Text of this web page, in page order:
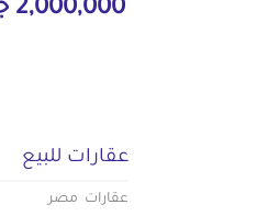
2,000,000 جنيه
عقارات للبيع
عقارات مصر